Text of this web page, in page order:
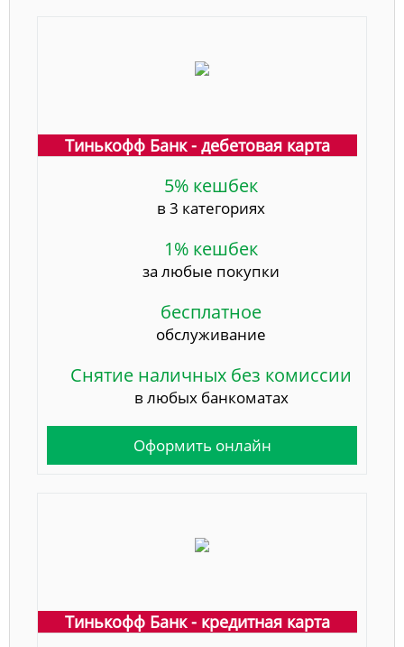
Тинькофф Банк - дебетовая карта
5% кешбек
в 3 категориях
1% кешбек
за любые покупки
бесплатное
обслуживание
Снятие наличных без комиссии
в любых банкоматах
Оформить онлайн
Тинькофф Банк - кредитная карта